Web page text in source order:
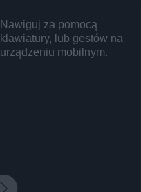
Nawiguj za pomocą
klawiatury, lub gestów na
urządzeniu mobilnym.